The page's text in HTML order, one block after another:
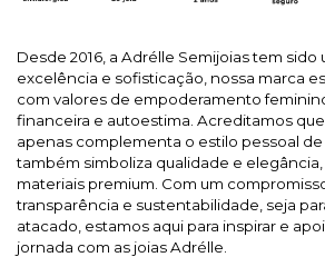
Desde 2016, a Adrélle Semijoias tem sido
excelência e sofisticação, nossa marca
com valores de empoderamento
financeira e autoestima. Acreditamos
apenas complementa o estilo pessoal
também simboliza qualidade e
materiais premium. Com um
transparência e sustentabilidade, seja
atacado, estamos aqui para inspirar e
jornada com as joias Adrélle.